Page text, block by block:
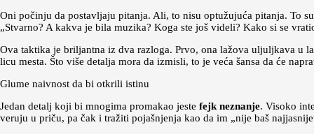
Oni počinju da postavljaju pitanja. Ali, to nisu optužujuća pitanja. To
„Stvarno? A kakva je bila muzika? Koga ste još videli? Kako si se
Ova taktika je briljantna iz dva razloga. Prvo, ona lažova uljuljkava u
licu mesta. Što više detalja mora da izmisli, to je veća šansa da će
Glume naivnost da bi otkrili istinu
Jedan detalj koji bi mnogima promakao jeste fejk neznanje. Visoko
veruju u priču, pa čak i tražiti pojašnjenja kao da im „nije baš